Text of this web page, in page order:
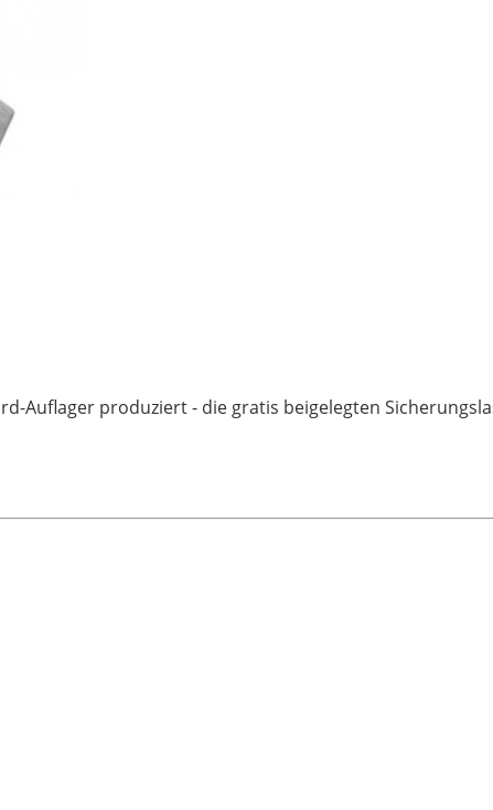
Auflager produziert - die gratis beigelegten